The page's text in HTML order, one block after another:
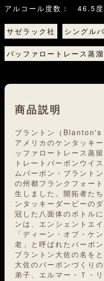
アルコール度数： 46.5度
サゼラック社 シングル
バッファロートレース蒸
商品説明
ブラントン（
アメリカのケンタッキ
ッファロートレース蒸
トレートバーボンウイ
ムバーボン・ブラント
の州都フランクフォー
生しました。開拓者た
ンタッキーダービーの
冠した八面体のボトル
ンは、エンシェントエ
「ディーン・オブ・ケ
老」と呼ばれたバーボ
ブラントン大佐の名を
大佐のバーボンづくり
弟子、エルマー・Ｔ・